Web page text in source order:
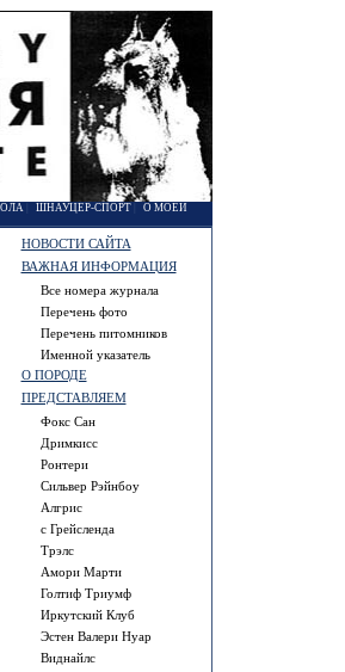
| ШНАУЦЕР-СПОРТ|
О МОЕЙ
НОВОСТИ САЙТА
ВАЖНАЯ ИНФОРМАЦИЯ
Все номера журнала
Перечень фото
Перечень питомников
Именной указатель
О ПОРОДЕ
ПРЕДСТАВЛЯЕМ
Фокс Сан
Дримкисс
Ронтери
Сильвер Рэйнбоу
Алгрис
с Грейсленда
Трэлс
Амори Марти
Голтиф Триумф
Иркутский Клуб
Эстен Валери Нуар
Виднайлс